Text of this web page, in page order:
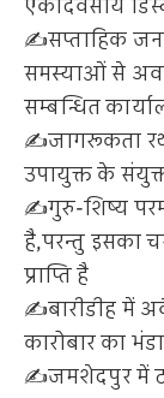
एकदिवसीय
✍️सप्ताहिक
समस्याओं से
सम्बन्धित
✍️जागरूकता रथ
उपायुक्त के
✍️गुरु-शिष्य
है,परन्तु इसका
प्राप्ति है
✍️बारीडीह में
कारोबार का
✍️जमशेदपुर में